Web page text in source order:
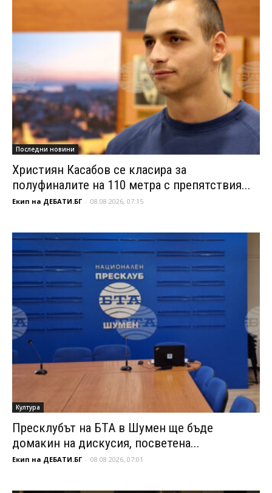
Последни новини
Християн Касабов се класира за
полуфиналите на 110 метра с препятствия...
Екип на ДЕБАТИ.БГ - 08.08.2026, 07:15
Култура
Пресклубът на БТА в Шумен ще бъде
домакин на дискусия, посветена...
Екип на ДЕБАТИ.БГ - 08.08.2026, 07:01